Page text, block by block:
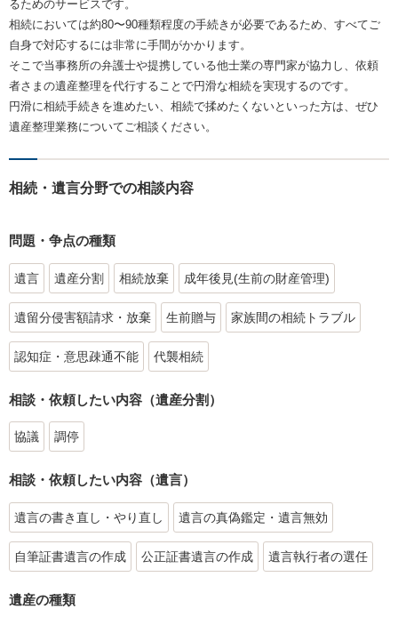
るためのサービスです。
相続においては約80〜90種類程度の手続きが必要であるため、すべてご
自身で対応するには非常に手間がかかります。
そこで当事務所の弁護士や提携している他士業の専門家が協力し、依頼
者さまの遺産整理を代行することで円滑な相続を実現するのです。
円滑に相続手続きを進めたい、相続で揉めたくないといった方は、ぜひ
遺産整理業務についてご相談ください。
相続・遺言分野での相談内容
問題・争点の種類
遺言 遺産分割 相続放棄 成年後見(生前の財産管理)
遺留分侵害額請求・放棄 生前贈与 家族間の相続トラブル
認知症・意思疎通不能 代襲相続
相談・依頼したい内容（遺産分割）
協議 調停
相談・依頼したい内容（遺言）
遺言の書き直し・やり直し 遺言の真偽鑑定・遺言無効
自筆証書遺言の作成 公正証書遺言の作成 遺言執行者の選任
遺産の種類